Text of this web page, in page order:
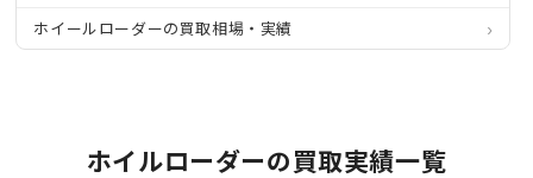
ホイールローダーの買取相場・実績
ホイルローダーの買取実績一覧